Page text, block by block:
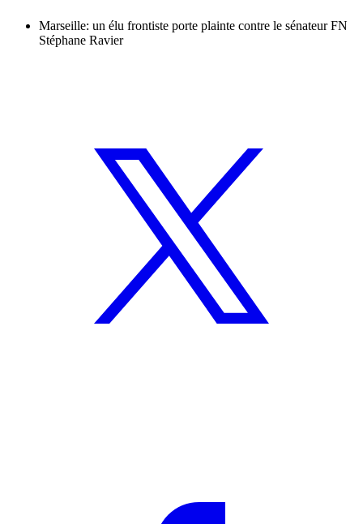
Marseille: un élu frontiste porte plainte contre le sénateur FN
Stéphane Ravier